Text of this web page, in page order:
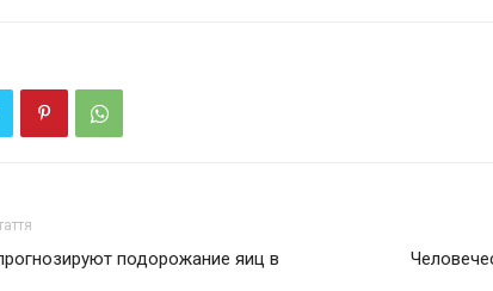
подорожание яиц в